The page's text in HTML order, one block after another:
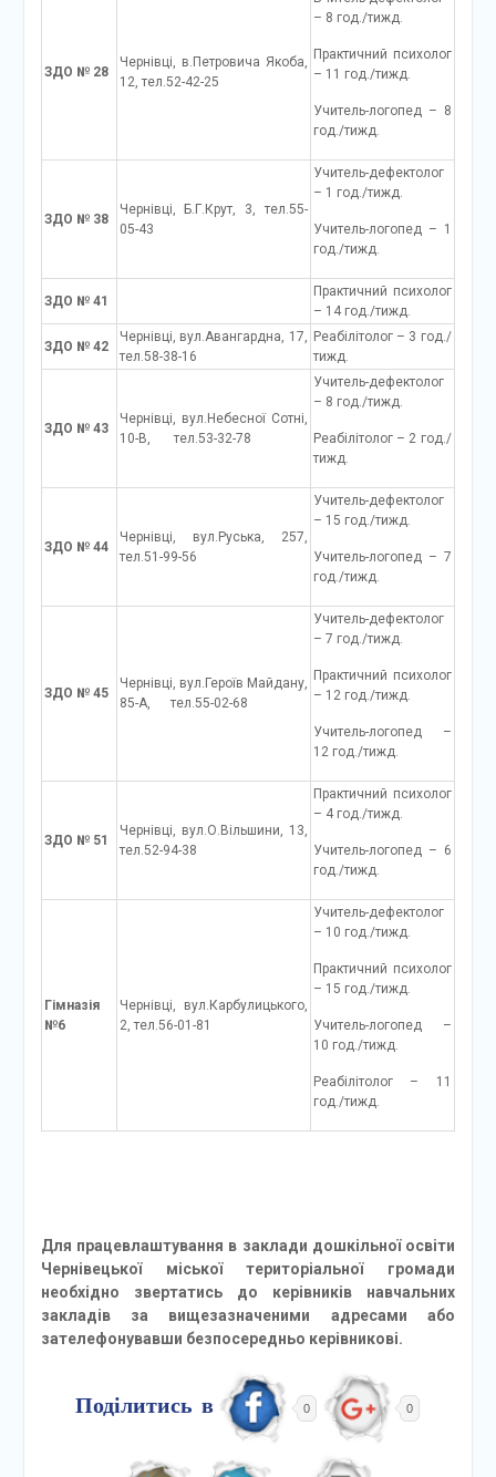
ЗДО № 28
Чернівці, в.Петровича Якоба,
12, тел.52-42-25
– 8 год./тижд.
Практичний психолог
– 11 год./тижд.
Учитель-логопед – 8
год./тижд.
ЗДО № 38
Чернівці, Б.Г.Крут, 3, тел.55-
05-43
Учитель-дефектолог
– 1 год./тижд.
Учитель-логопед – 1
год./тижд.
ЗДО № 41
Практичний психолог
– 14 год./тижд.
ЗДО № 42
Чернівці, вул.Авангардна, 17,
тел.58-38-16
Реабілітолог – 3 год./
тижд.
ЗДО № 43
Чернівці, вул.Небесної Сотні,
10-В, тел.53-32-78
Учитель-дефектолог
– 8 год./тижд.
Реабілітолог – 2 год./
тижд.
ЗДО № 44
Чернівці, вул.Руська, 257,
тел.51-99-56
Учитель-дефектолог
– 15 год./тижд.
Учитель-логопед – 7
год./тижд.
ЗДО № 45
Чернівці, вул.Героїв Майдану,
85-А, тел.55-02-68
Учитель-дефектолог
– 7 год./тижд.
Практичний психолог
– 12 год./тижд.
Учитель-логопед –
12 год./тижд.
ЗДО № 51
Чернівці, вул.О.Вільшини, 13,
тел.52-94-38
Практичний психолог
– 4 год./тижд.
Учитель-логопед – 6
год./тижд.
Гімназія
№6
Чернівці, вул.Карбулицького,
2, тел.56-01-81
Учитель-дефектолог
– 10 год./тижд.
Практичний психолог
– 15 год./тижд.
Учитель-логопед –
10 год./тижд.
Реабілітолог – 11
год./тижд.
Для працевлаштування в заклади дошкільної освіти
Чернівецької міської територіальної громади
необхідно звертатись до керівників навчальних
закладів за вищезазначеними адресами або
зателефонувавши безпосередньо керівникові.
Поділитись в 0 0